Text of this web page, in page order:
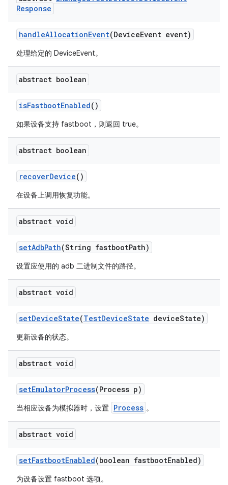
Response
handleAllocationEvent(DeviceEvent event)
处理给定的 DeviceEvent。
abstract boolean
isFastbootEnabled()
如果设备支持 fastboot，则返回 true。
abstract boolean
recoverDevice()
在设备上调用恢复功能。
abstract void
setAdbPath(String fastbootPath)
设置应使用的 adb 二进制文件的路径。
abstract void
setDeviceState(TestDeviceState deviceState)
更新设备的状态。
abstract void
setEmulatorProcess(Process p)
当相应设备为模拟器时，设置 Process 。
abstract void
setFastbootEnabled(boolean fastbootEnabled)
为设备设置 fastboot 选项。